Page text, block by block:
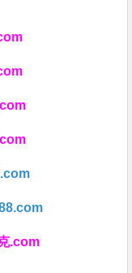
.com